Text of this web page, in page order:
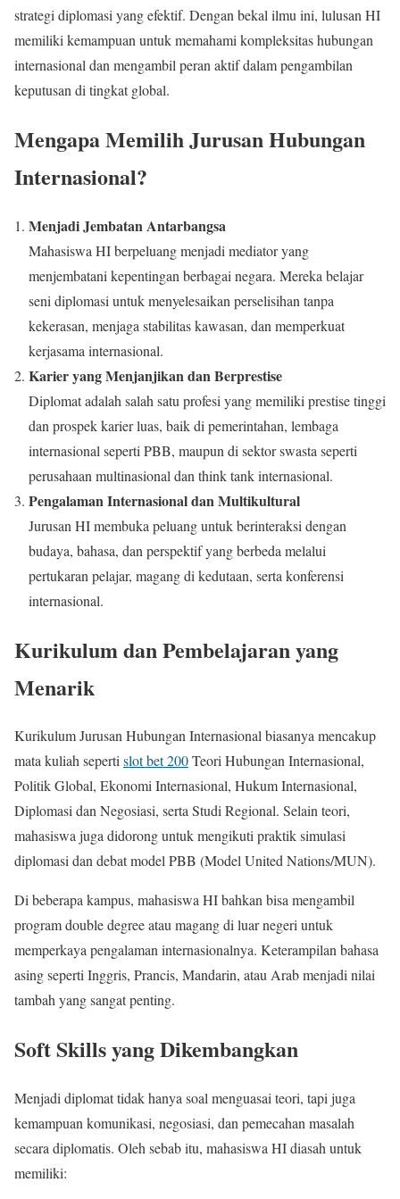
strategi diplomasi yang efektif. Dengan bekal ilmu ini, lulusan HI
memiliki kemampuan untuk memahami kompleksitas hubungan
internasional dan mengambil peran aktif dalam pengambilan
keputusan di tingkat global.
Mengapa Memilih Jurusan Hubungan
Internasional?
Menjadi Jembatan Antarbangsa
Mahasiswa HI berpeluang menjadi mediator yang
menjembatani kepentingan berbagai negara. Mereka belajar
seni diplomasi untuk menyelesaikan perselisihan tanpa
kekerasan, menjaga stabilitas kawasan, dan memperkuat
kerjasama internasional.
Karier yang Menjanjikan dan Berprestise
Diplomat adalah salah satu profesi yang memiliki prestise tinggi
dan prospek karier luas, baik di pemerintahan, lembaga
internasional seperti PBB, maupun di sektor swasta seperti
perusahaan multinasional dan think tank internasional.
Pengalaman Internasional dan Multikultural
Jurusan HI membuka peluang untuk berinteraksi dengan
budaya, bahasa, dan perspektif yang berbeda melalui
pertukaran pelajar, magang di kedutaan, serta konferensi
internasional.
Kurikulum dan Pembelajaran yang
Menarik
Kurikulum Jurusan Hubungan Internasional biasanya mencakup
mata kuliah sepertislot bet 200Teori Hubungan Internasional,
Politik Global, Ekonomi Internasional, Hukum Internasional,
Diplomasi dan Negosiasi, serta Studi Regional. Selain teori,
mahasiswa juga didorong untuk mengikuti praktik simulasi
diplomasi dan debat model PBB (Model United Nations/MUN).
Di beberapa kampus, mahasiswa HI bahkan bisa mengambil
program double degree atau magang di luar negeri untuk
memperkaya pengalaman internasionalnya. Keterampilan bahasa
asing seperti Inggris, Prancis, Mandarin, atau Arab menjadi nilai
tambah yang sangat penting.
Soft Skills yang Dikembangkan
Menjadi diplomat tidak hanya soal menguasai teori, tapi juga
kemampuan komunikasi, negosiasi, dan pemecahan masalah
secara diplomatis. Oleh sebab itu, mahasiswa HI diasah untuk
memiliki: